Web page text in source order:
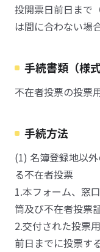
投開票日前日まで
は間に合わない場
手続書類（様式
不在者投票の投票
手続方法
(1) 名簿登録地以
る不在者投票
1.本フォーム、窓
筒及び不在者投票
2.交付された投票
前日までに投票す